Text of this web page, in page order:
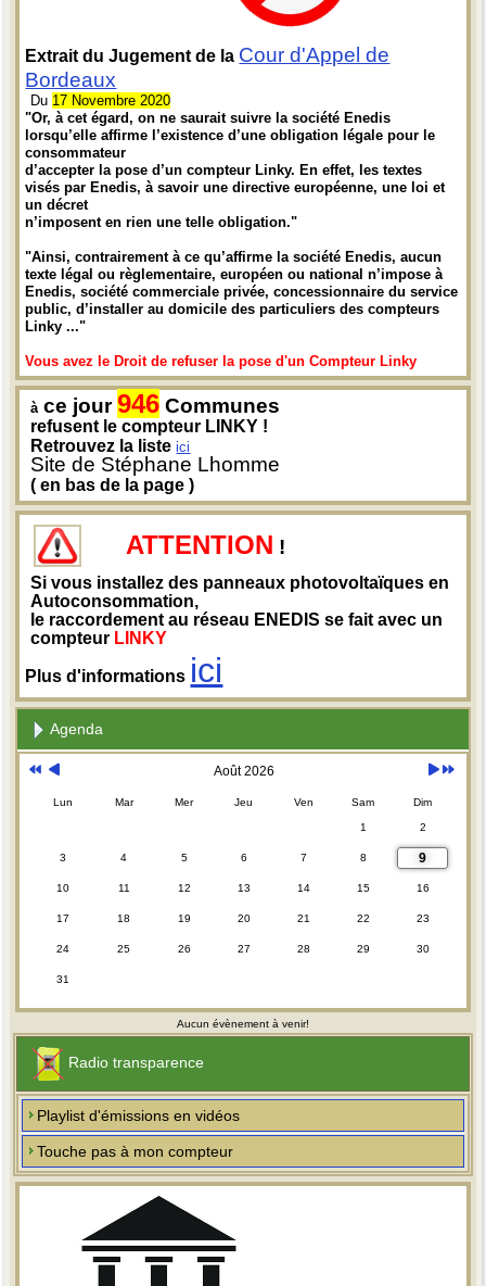
Extrait du Jugement de la Cour d'Appel de
Bordeaux
Du 17 Novembre 2020
"Or, à cet égard, on ne saurait suivre la société Enedis
lorsqu’elle affirme l’existence d’une obligation légale pour le
consommateur
d’accepter la pose d’un compteur Linky. En effet, les textes
visés par Enedis, à savoir une directive européenne, une loi et
un décret
n’imposent en rien une telle obligation."
"Ainsi, contrairement à ce qu’affirme la société Enedis, aucun
texte légal ou règlementaire, européen ou national n’impose à
Enedis, société commerciale privée, concessionnaire du service
public, d’installer au domicile des particuliers des compteurs
Linky ..."
Vous avez le Droit de refuser la pose d'un Compteur Linky
à ce jour946 Communes
refusent le compteur LINKY !
Retrouvez la listeici
Site de Stéphane Lhomme
( en bas de la page )
ATTENTION !
Si vous installez des panneaux photovoltaïques en
Autoconsommation,
le raccordement au réseau ENEDIS se fait avec un
compteur LINKY
Plus d'informations ici
Agenda
Août 2026
Lun Mar Mer Jeu Ven Sam Dim
1 2
3 4 5 6 7 8 9
10 11 12 13 14 15 16
17 18 19 20 21 22 23
24 25 26 27 28 29 30
31
Aucun évènement à venir!
Radio transparence
Playlist d'émissions en vidéos
Touche pas à mon compteur